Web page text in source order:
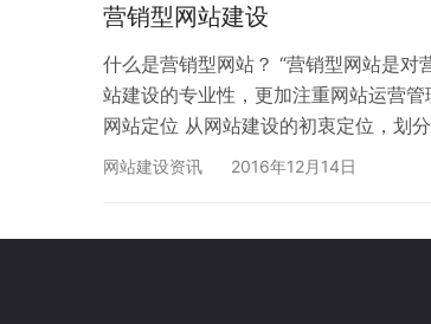
营销型网站建设
什么是营销型网站？ “营销型网站是
站建设的专业性，更加注重网站运营管
网站定位 从网站建设的初衷定位，划
1.核心关键筛选定位，让流量更精准，
网站建设资讯 2016年12月14日